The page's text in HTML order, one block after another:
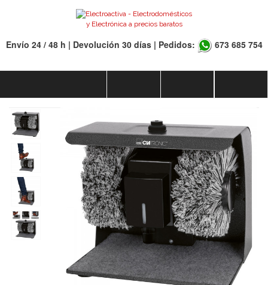
Envío 24 / 48 h | Devolución 30 días | Pedidos: 673 685 754